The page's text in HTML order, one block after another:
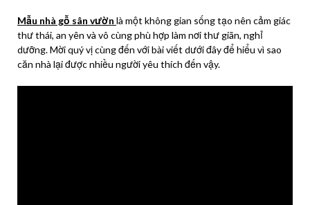
Mẫu nhà gỗ sân vườn là một không gian sống tạo nên cảm giác
thư thái, an yên và vô cùng phù hợp làm nơi thư giãn, nghỉ
dưỡng. Mời quý vị cùng đến với bài viết dưới đây để hiểu vì sao
căn nhà lại được nhiều người yêu thích đến vậy.